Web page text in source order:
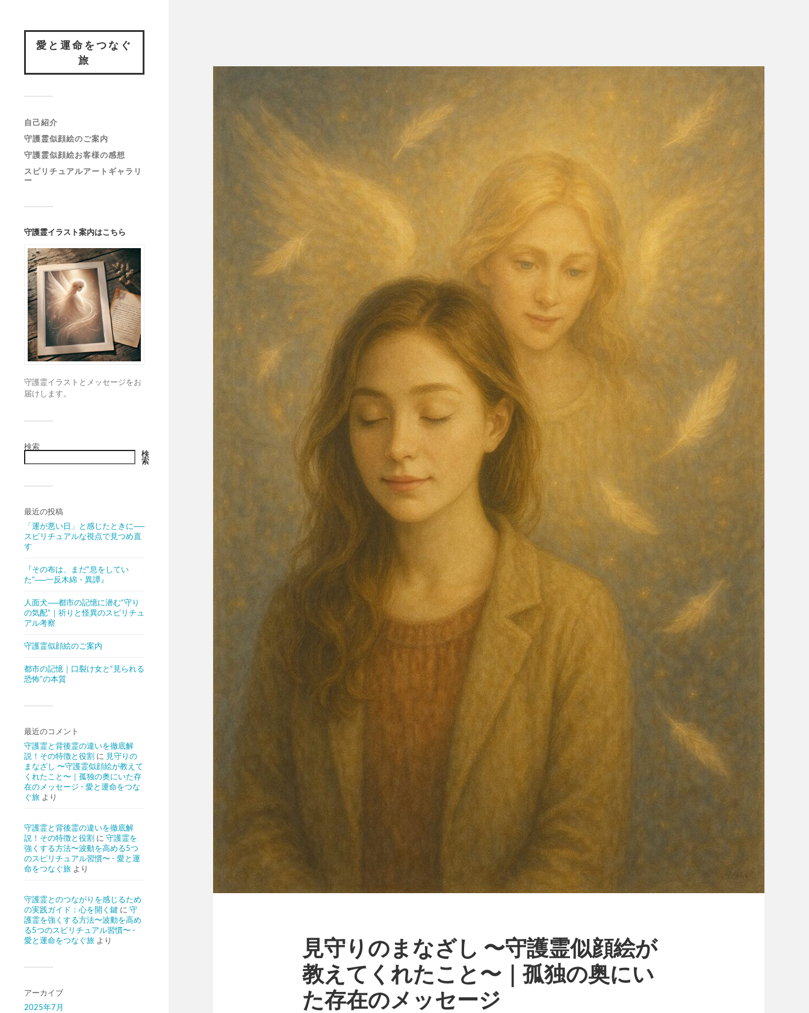
愛と運命をつなぐ
旅
自己紹介
守護霊似顔絵のご案内
守護霊似顔絵お客様の感想
スピリチュアルアートギャラリ
ー
守護霊イラスト案内はこちら
守護霊イラストとメッセージをお
届けします。
検索
検
索
最近の投稿
「運が悪い日」と感じたときに──
スピリチュアルな視点で見つめ直
す
『その布は、まだ“息をしてい
た”──一反木綿・異譚』
人面犬──都市の記憶に潜む“守り
の気配”｜祈りと怪異のスピリチュ
アル考察
守護霊似顔絵のご案内
都市の記憶｜口裂け女と“見られる
恐怖”の本質
最近のコメント
守護霊と背後霊の違いを徹底解
説！その特徴と役割 に 見守りの
まなざし 〜守護霊似顔絵が教えて
くれたこと〜｜孤独の奥にいた存
在のメッセージ - 愛と運命をつな
ぐ旅 より
守護霊と背後霊の違いを徹底解
説！その特徴と役割 に 守護霊を
強くする方法〜波動を高める5つ
のスピリチュアル習慣〜 - 愛と運
命をつなぐ旅 より
守護霊とのつながりを感じるため
の実践ガイド：心を開く鍵 に 守
護霊を強くする方法〜波動を高め
る5つのスピリチュアル習慣〜 -
愛と運命をつなぐ旅 より
アーカイブ
2025年7月
見守りのまなざし 〜守護霊似顔絵が
教えてくれたこと〜｜孤独の奥にい
た存在のメッセージ